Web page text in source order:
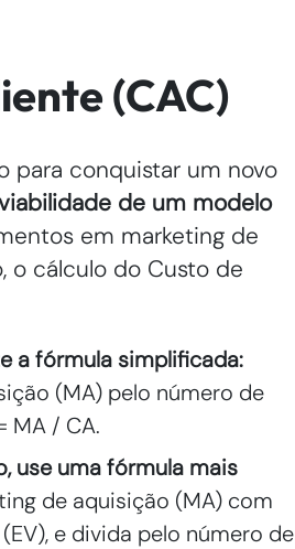
(CAC)
para conquistar um novo
de um modelo
em marketing de
o cálculo do Custo de
a fórmula simplificada:
(MA) pelo número de
MA / CA.
use uma fórmula mais
de aquisição (MA) com
e divida pelo número de